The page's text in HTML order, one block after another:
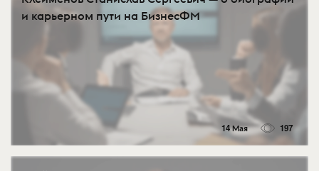
и карьерном пути на БизнесФМ
14 Мая 197